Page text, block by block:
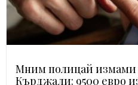
Мним полицай измами
Кърджали: 9500 евро